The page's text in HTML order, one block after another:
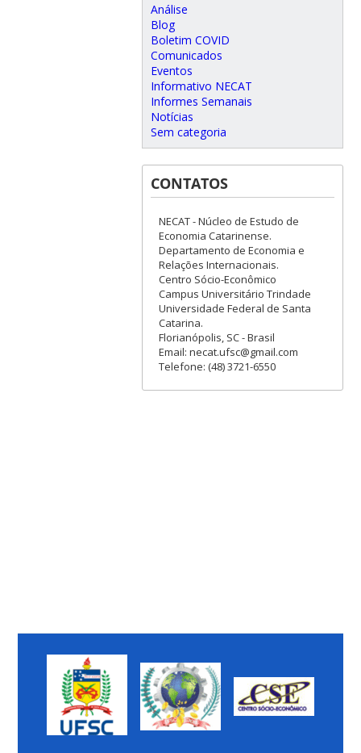
Análise
Blog
Boletim COVID
Comunicados
Eventos
Informativo NECAT
Informes Semanais
Notícias
Sem categoria
CONTATOS
NECAT - Núcleo de Estudo de
Economia Catarinense.
Departamento de Economia e
Relações Internacionais.
Centro Sócio-Econômico
Campus Universitário Trindade
Universidade Federal de Santa
Catarina.
Florianópolis, SC - Brasil
Email: necat.ufsc@gmail.com
Telefone: (48) 3721-6550